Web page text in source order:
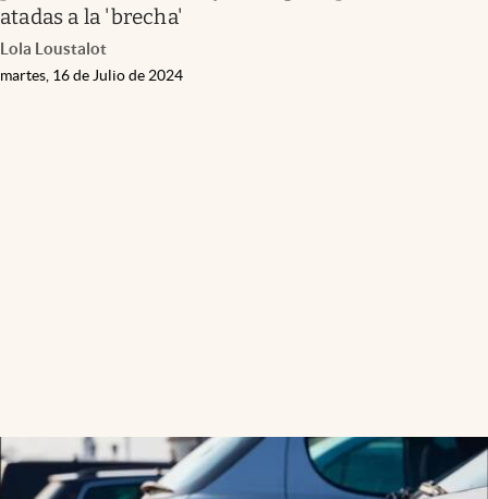
atadas a la 'brecha'
Lola Loustalot
martes, 16 de Julio de 2024